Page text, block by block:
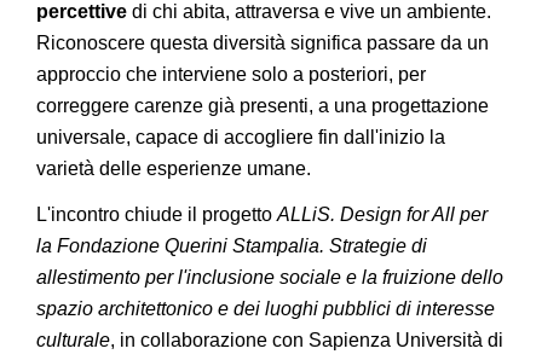
percettive di chi abita, attraversa e vive un ambiente.
Riconoscere questa diversità significa passare da un
approccio che interviene solo a posteriori, per
correggere carenze già presenti, a una progettazione
universale, capace di accogliere fin dall'inizio la
varietà delle esperienze umane.
L'incontro chiude il progettoALLiS. Design for All per
la Fondazione Querini Stampalia. Strategie di
allestimento per l'inclusione sociale e la fruizione dello
spazio architettonico e dei luoghi pubblici di interesse
culturale, in collaborazione con Sapienza Università di